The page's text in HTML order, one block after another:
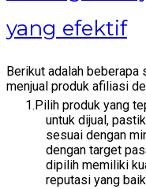
yang efektif
Berikut adalah
menjual produk afiliasi
Pilih produk yang
untuk dijual,
sesuai dengan
dengan target
dipilih memiliki
reputasi yang